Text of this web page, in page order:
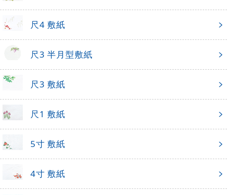
尺4 敷紙
尺3 半月型敷紙
尺3 敷紙
尺1 敷紙
5寸 敷紙
4寸 敷紙